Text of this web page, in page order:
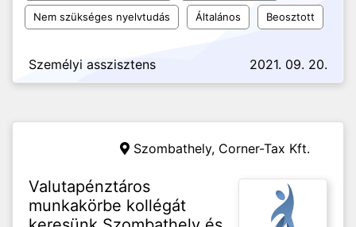
Nem szükséges nyelvtudás Általános Beosztott
Személyi asszisztens 2021. 09. 20.
Szombathely, Corner-Tax Kft.
Valutapénztáros
munkakörbe kollégát